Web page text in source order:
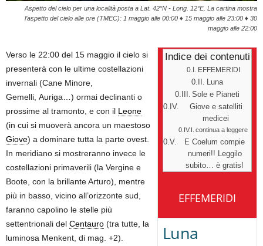
Aspetto del cielo per una località posta a Lat. 42°N - Long. 12°E. La cartina mostra
l’aspetto del cielo alle ore (TMEC): 1 maggio alle 00:00 ♦ 15 maggio alle 23:00 ♦ 30
maggio alle 22:00
Indice dei contenuti
EFFEMERIDI
Luna
Sole e Pianeti
Giove e satelliti
medicei
continua a leggere
E Coelum compie
numeri!! Leggilo
subito… è gratis!
EFFEMERIDI
Luna
Verso le 22:00 del 15 maggio il cielo si
presenterà con le ultime costellazioni
invernali (Cane Minore,
Gemelli, Auriga…) ormai declinanti o
prossime al tramonto, e con il Leone
(in cui si muoverà ancora un maestoso
Giove) a dominare tutta la parte ovest.
In meridiano si mostreranno invece le
costellazioni primaverili (la Vergine e
Boote, con la brillante Arturo), mentre
più in basso, vicino all’orizzonte sud,
faranno capolino le stelle più
settentrionali del Centauro (tra tutte, la
luminosa Menkent, di mag. +2).